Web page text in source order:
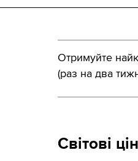
Отримуйте
(раз на два
Світові